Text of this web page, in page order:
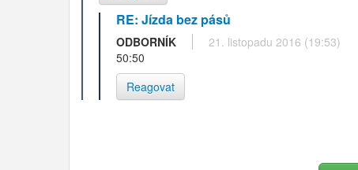
RE: Jízda bez pásů
ODBORNÍK
21. listopadu 2016 (19:53)
50:50
Reagovat